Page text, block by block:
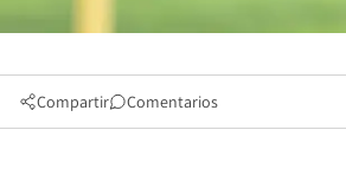
Compartir Comentarios